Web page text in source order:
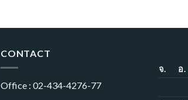
CONTACT
Office : 02-434-4276-77
จ. อ.